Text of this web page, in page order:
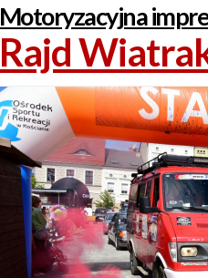
Motoryzacyjna
Rajd